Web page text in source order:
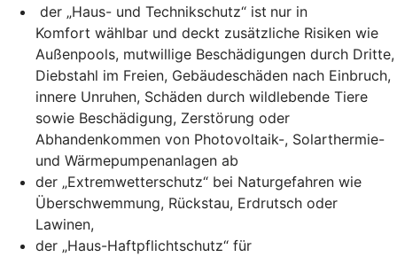
der „Haus- und Technikschutz“ ist nur in
Komfort wählbar und deckt zusätzliche Risiken wie
Außenpools, mutwillige Beschädigungen durch Dritte,
Diebstahl im Freien, Gebäudeschäden nach Einbruch,
innere Unruhen, Schäden durch wildlebende Tiere
sowie Beschädigung, Zerstörung oder
Abhandenkommen von Photovoltaik-, Solarthermie-
und Wärmepumpenanlagen ab
der „Extremwetterschutz“ bei Naturgefahren wie
Überschwemmung, Rückstau, Erdrutsch oder
Lawinen,
der „Haus-Haftpflichtschutz“ für